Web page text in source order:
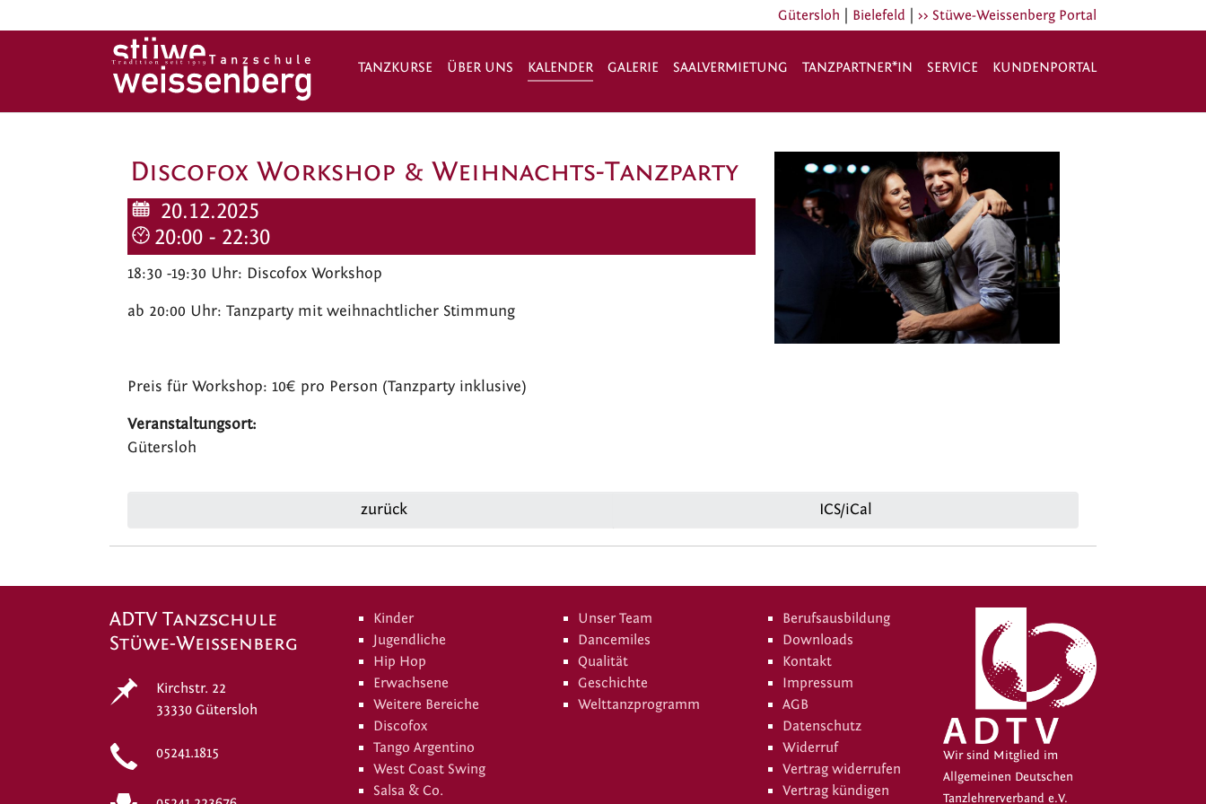
Gütersloh Bielefeld >> Stüwe-Weissenberg Portal
TANZKURSE ÜBER UNS KALENDER GALERIE SAALVERMIETUNG TANZPARTNER*IN SERVICE KUNDENPORTAL
Discofox Workshop & Weihnachts-Tanzparty
20.12.2025
20:00 - 22:30
18:30 -19:30 Uhr: Discofox Workshop
ab 20:00 Uhr: Tanzparty mit weihnachtlicher Stimmung
Preis für Workshop: 10€ pro Person (Tanzparty inklusive)
Veranstaltungsort:
Gütersloh
zurück ICS/iCal
ADTV Tanzschule
Stüwe-Weissenberg
Kirchstr. 22
33330 Gütersloh
05241.1815
Kinder
Jugendliche
Hip Hop
Erwachsene
Weitere Bereiche
Discofox
Tango Argentino
West Coast Swing
Salsa & Co.
Unser Team
Dancemiles
Qualität
Geschichte
Welttanzprogramm
Berufsausbildung
Downloads
Kontakt
Impressum
AGB
Datenschutz
Widerruf
Vertrag widerrufen
Vertrag kündigen
Wir sind Mitglied im
Allgemeinen Deutschen
Tanzlehrerverband e.V.